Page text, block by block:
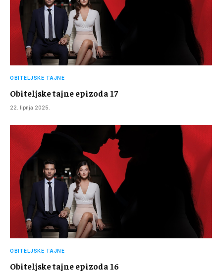
OBITELJSKE TAJNE
Obiteljske tajne epizoda 17
22. lipnja 2025.
OBITELJSKE TAJNE
Obiteljske tajne epizoda 16